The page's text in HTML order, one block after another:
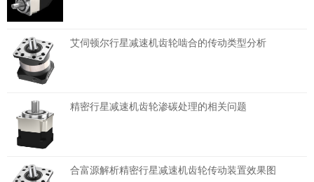
艾伺顿尔行星减速机齿轮啮合的传动类型分析
精密行星减速机齿轮渗碳处理的相关问题
合富源解析精密行星减速机齿轮传动装置效果图